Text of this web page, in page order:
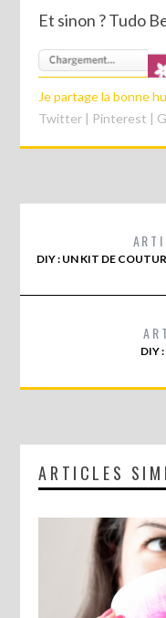
Et sinon ? Tudo
Je partage la bonne
Twitter | Pinterest |
DIY : UN KIT DE
DIY
ARTICLES